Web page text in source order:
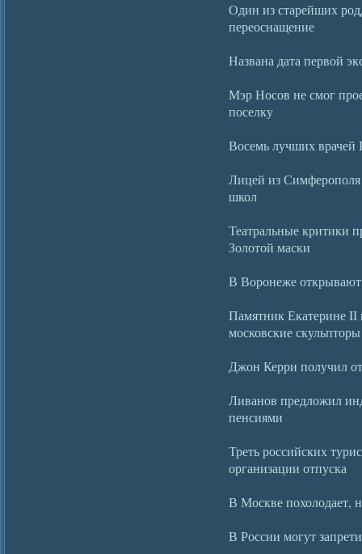
Один из старейших
переоснащение
Названа дата первой
Мэр Носов не смог
поселку
Восемь лучших
Лицей из
школ
Театральные критики
Золотой маски
В Воронеже
Памятник Екатерине II
московские скульпторы
Джон Керри получил от
Ливанов предложил
пенсиями
Треть российских
организации отпуска
В Москве похолодает,
В России могут